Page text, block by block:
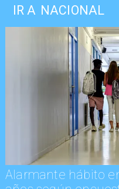
IR A NACIONAL
Alarmante hábito